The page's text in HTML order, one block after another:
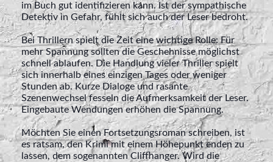
im Buch gut identifizieren kann. Ist der sympathische
Detektiv in Gefahr, fühlt sich auch der Leser bedroht.
Bei Thrillern spielt die Zeit eine wichtige Rolle: Für
mehr Spannung sollten die Geschehnisse möglichst
schnell ablaufen. Die Handlung vieler Thriller spielt
sich innerhalb eines einzigen Tages oder weniger
Stunden ab. Kurze Dialoge und rasante
Szenenwechsel fesseln die Aufmerksamkeit der Leser.
Eingebaute Wendungen erhöhen die Spannung.
Möchten Sie einen Fortsetzungsroman schreiben, ist
es ratsam, den Krimi mit einem Höhepunkt enden zu
lassen, dem sogenannten Cliffhanger. Wird die